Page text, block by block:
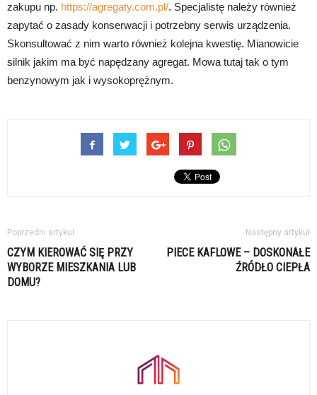
zakupu np. https://agregaty.com.pl/. Specjalistę należy również
zapytać o zasady konserwacji i potrzebny serwis urządzenia.
Skonsultować z nim warto również kolejna kwestię. Mianowicie
silnik jakim ma być napędzany agregat. Mowa tutaj tak o tym
benzynowym jak i wysokoprężnym.
Poprzedni artykuł
CZYM KIEROWAĆ SIĘ PRZY
WYBORZE MIESZKANIA LUB
DOMU?
Następny artykuł
PIECE KAFLOWE – DOSKONAŁE
ŹRÓDŁO CIEPŁA